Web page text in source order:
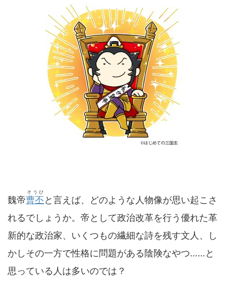
魏帝曹丕
そうひ
と言えば、どのような人物像が思い起こさ
れるでしょうか。帝として政治改革を行う優れた革
新的な政治家、いくつもの繊細な詩を残す文人、し
かしその一方で性格に問題がある陰険なやつ……と
思っている人は多いのでは？